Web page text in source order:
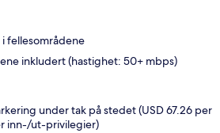
fellesområdene
inkludert (hastighet: 50+ mbps)
under tak på stedet (USD 67.26 per
inn-/ut-privilegier)